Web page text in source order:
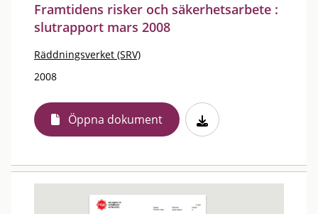
Framtidens risker och säkerhetsarbete :
slutrapport mars 2008
Räddningsverket (SRV)
2008
Öppna dokument